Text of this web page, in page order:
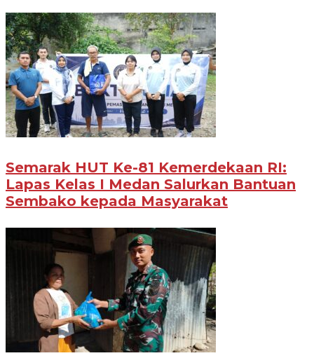
Semarak HUT Ke-81 Kemerdekaan RI:
Lapas Kelas I Medan Salurkan Bantuan
Sembako kepada Masyarakat